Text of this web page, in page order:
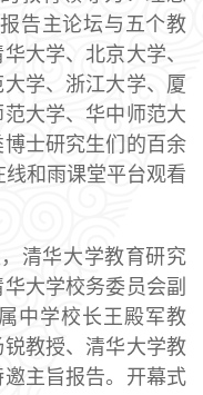
告主论坛与五个教
大学、北京大学、
学、浙江大学、厦
大学、华中师范大
士研究生们的百余
和雨课堂平台观看
清华大学教育研究
大学校务委员会副
中学校长王殿军教
教授、清华大学教
主旨报告。开幕式